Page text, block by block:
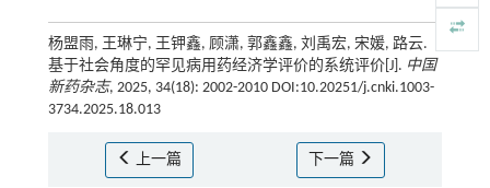
杨盟雨, 王琳宁, 王钾鑫, 顾潇, 郭鑫鑫, 刘禹宏, 宋媛, 路云.
基于社会角度的罕见病用药经济学评价的系统评价[J]. 中国
新药杂志, 2025, 34(18): 2002-2010 DOI:10.20251/j.cnki.1003-
3734.2025.18.013
上一篇 下一篇